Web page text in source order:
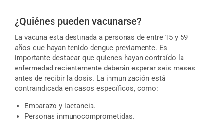
¿Quiénes pueden vacunarse?
La vacuna está destinada a personas de entre 15 y 59
años que hayan tenido dengue previamente. Es
importante destacar que quienes hayan contraído la
enfermedad recientemente deberán esperar seis meses
antes de recibir la dosis. La inmunización está
contraindicada en casos específicos, como:
Embarazo y lactancia.
Personas inmunocomprometidas.